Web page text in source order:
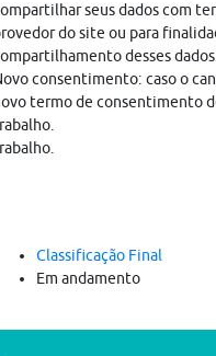
seus dados com
do site ou para
desses dados.
consentimento: caso o
termo de consentimento
Classificação Final
Em andamento